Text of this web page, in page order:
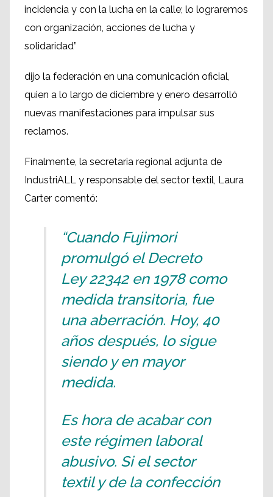
incidencia y con la lucha en la calle; lo lograremos
con organización, acciones de lucha y
solidaridad”
dijo la federación en una comunicación oficial,
quien a lo largo de diciembre y enero desarrolló
nuevas manifestaciones para impulsar sus
reclamos.
Finalmente, la secretaria regional adjunta de
IndustriALL y responsable del sector textil, Laura
Carter comentó:
“Cuando Fujimori
promulgó el Decreto
Ley 22342 en 1978 como
medida transitoria, fue
una aberración. Hoy, 40
años después, lo sigue
siendo y en mayor
medida.
Es hora de acabar con
este régimen laboral
abusivo. Si el sector
textil y de la confección